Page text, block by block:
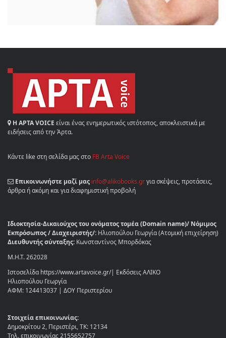
Η ΑΡΤΑ VOICE είναι ένας ενημερωτικός ιστότοπος, αποκλειστικά με
ειδήσεις από την Άρτα.
Κάντε like στη σελίδα μας στο FB Arta Voice
Επικοινωνήστε μαζί μας info@alikobooks.grγια σκέψεις, προτάσεις,
άρθρα ή ακόμη και για διαφημιστική προβολή
Ιδιοκτησία-Δικαιούχος του ονόματος τομέα (Domain name)/ Νόμιμος
Εκπρόσωπος / Διαχειριστής/: Ηλιοπούλου Γεωργία (Ατομική επιχείρηση)
Διευθυντής σύνταξης: Κωνσταντίνος Μπορδόκας
Μ.Η.Τ. 262028
Ιστοσελίδα https://www.artavoice.gr/| Εκδόσεις ΑΛΙΚΟ
Ηλιοπούλου Γεωργία
ΑΦΜ: 124413037 | ΔΟΥ Περιστερίου
Στοιχεία επικοινωνίας:
Δημοκρίτου 2, Περιστέρι, ΤΚ: 12134
Τηλ. επικοινωνίας 2155652757